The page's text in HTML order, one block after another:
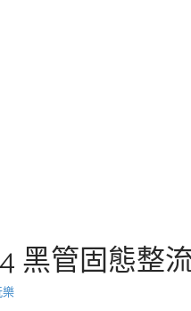
黑管固態整
樂